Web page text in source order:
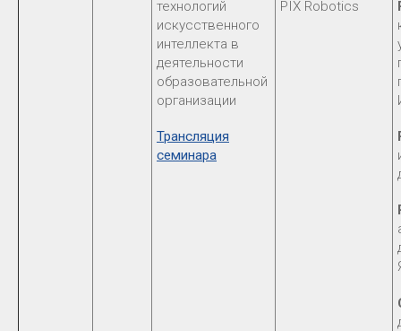
технологий
искусственного
интеллекта в
деятельности
образовательной
организации
Трансляция
семинара
PIX Robotics